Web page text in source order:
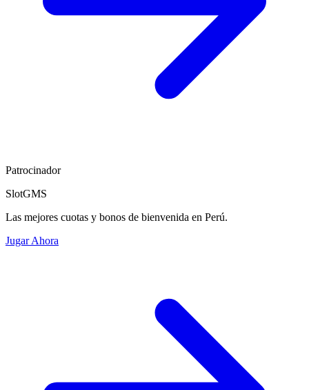
Patrocinador
SlotGMS
Las mejores cuotas y bonos de bienvenida en Perú.
Jugar Ahora